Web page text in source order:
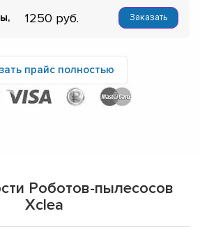
1250 Заказать
прайс полностью
Роботов-пылесосов
Xclea